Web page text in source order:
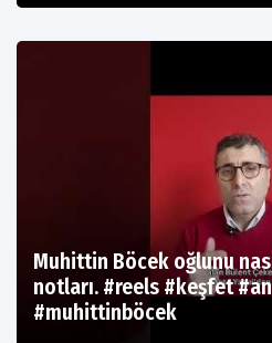
Muhittin Böcek oğlunu
notları. #reels #keşfet
#muhittinböcek